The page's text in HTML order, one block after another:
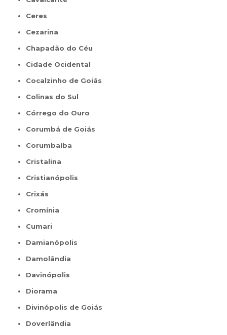
Ceres
Cezarina
Chapadão do Céu
Cidade Ocidental
Cocalzinho de Goiás
Colinas do Sul
Córrego do Ouro
Corumbá de Goiás
Corumbaíba
Cristalina
Cristianópolis
Crixás
Cromínia
Cumari
Damianópolis
Damolândia
Davinópolis
Diorama
Divinópolis de Goiás
Doverlândia